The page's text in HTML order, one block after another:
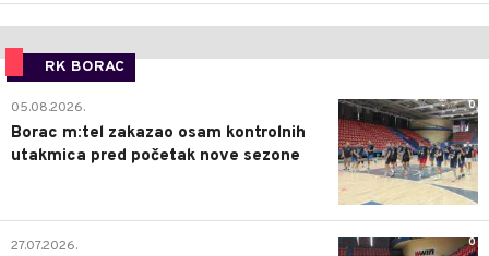
RK BORAC
0
05.08.2026.
Borac m:tel zakazao osam kontrolnih
utakmica pred početak nove sezone
0
27.07.2026.